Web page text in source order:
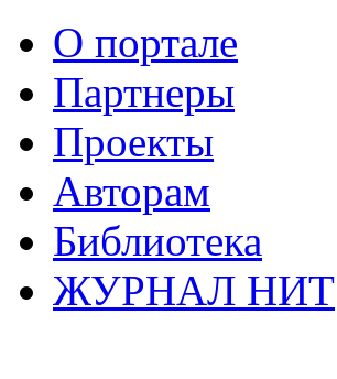
О портале
Партнеры
Проекты
Авторам
Библиотека
ЖУРНАЛ НИТ